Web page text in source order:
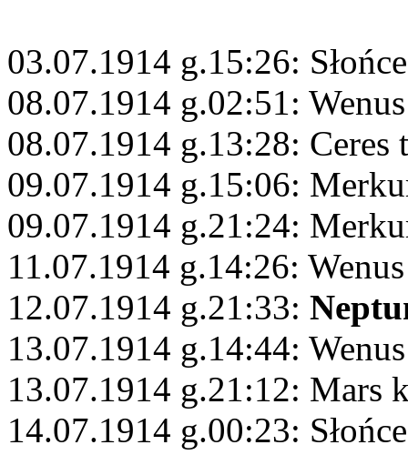
03.07.1914 g.15:26:
08.07.1914 g.02:51:
08.07.1914 g.13:28: Ceres
09.07.1914 g.15:06:
09.07.1914 g.21:24:
11.07.1914 g.14:26:
12.07.1914 g.21:33:
13.07.1914 g.14:44:
13.07.1914 g.21:12: Mars
14.07.1914 g.00:23: